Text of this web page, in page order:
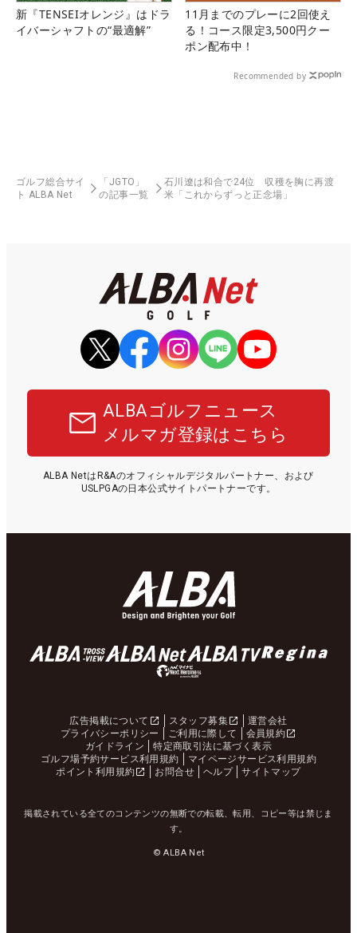
新『TENSEIオレンジ』はドラ
イバーシャフトの“最適解”
11月までのプレーに2回使え
る！コース限定3,500円クー
ポン配布中！
Recommended by
ゴルフ総合サイ
ト ALBA Net
「JGTO」
の記事一覧
石川遼は和合で24位 収穫を胸に再渡
米「これからずっと正念場」
ALBAゴルフニュース
メルマガ登録はこちら
ALBA NetはR&Aのオフィシャルデジタルパートナー、および
USLPGAの日本公式サイトパートナーです。
広告掲載について スタッフ募集
運営会社
プライバシーポリシー
ご利用に際して
会員規約
ガイドライン
特定商取引法に基づく表示
ゴルフ場予約サービス利用規約
マイページサービス利用規約
ポイント利用規約
お問合せ ヘルプ サイトマップ
掲載されている全てのコンテンツの無断での転載、転用、コピー等は禁じま
す。
© ALBA Net